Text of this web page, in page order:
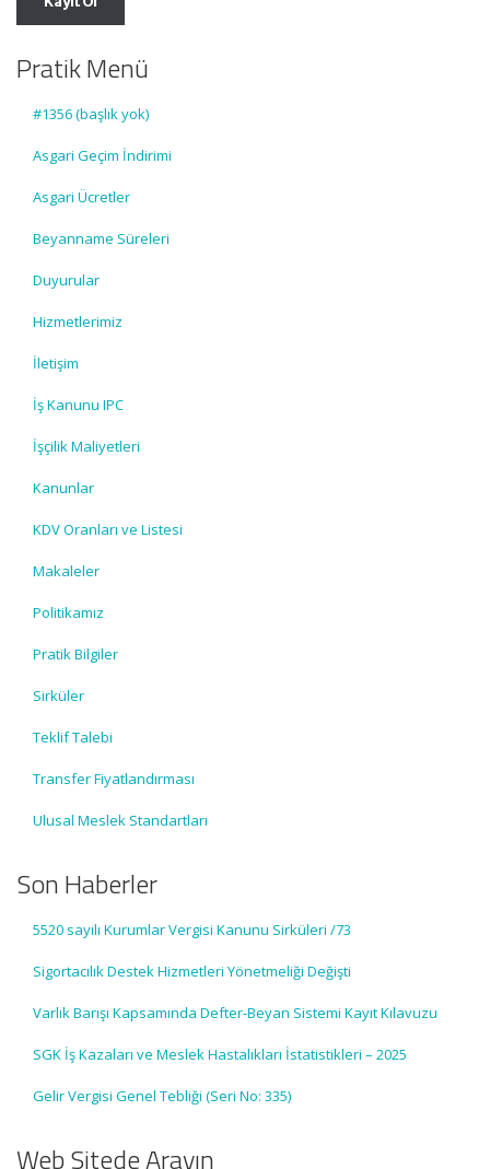
Pratik Menü
#1356 (başlık yok)
Asgari Geçim İndirimi
Asgari Ücretler
Beyanname Süreleri
Duyurular
Hizmetlerimiz
İletişim
İş Kanunu IPC
İşçilik Maliyetleri
Kanunlar
KDV Oranları ve Listesi
Makaleler
Politikamız
Pratik Bilgiler
Sirküler
Teklif Talebi
Transfer Fiyatlandırması
Ulusal Meslek Standartları
Son Haberler
5520 sayılı Kurumlar Vergisi Kanunu Sirküleri /73
Sigortacılık Destek Hizmetleri Yönetmeliği Değişti
Varlık Barışı Kapsamında Defter-Beyan Sistemi Kayıt Kılavuzu
SGK İş Kazaları ve Meslek Hastalıkları İstatistikleri – 2025
Gelir Vergisi Genel Tebliği (Seri No: 335)
Web Sitede Arayın